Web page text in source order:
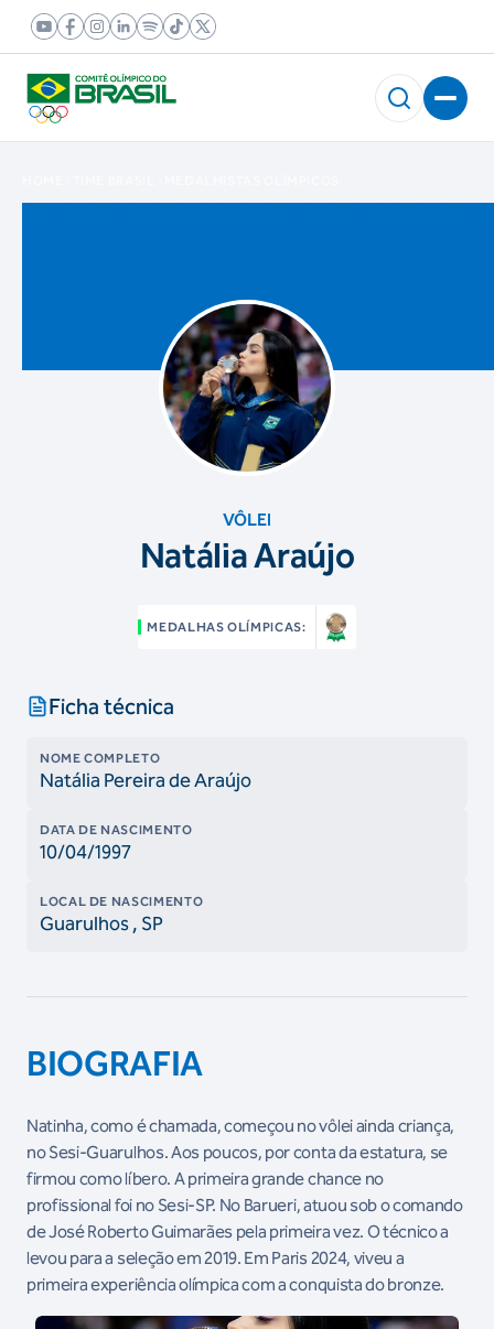
VÔLEI
Natália Araújo
MEDALHAS OLÍMPICAS:
Ficha técnica
NOME COMPLETO
Natália Pereira de Araújo
DATA DE NASCIMENTO
10/04/1997
LOCAL DE NASCIMENTO
Guarulhos, SP
BIOGRAFIA
Natinha, como é chamada, começou no vôlei ainda criança,
no Sesi-Guarulhos. Aos poucos, por conta da estatura, se
firmou como líbero. A primeira grande chance no
profissional foi no Sesi-SP. No Barueri, atuou sob o comando
de José Roberto Guimarães pela primeira vez. O técnico a
levou para a seleção em 2019. Em Paris 2024, viveu a
primeira experiência olímpica com a conquista do bronze.